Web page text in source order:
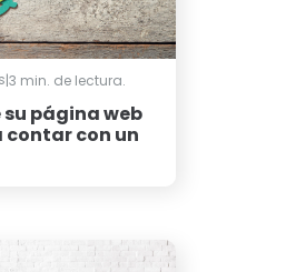
|3 min. de lectura.
su página web
contar con un